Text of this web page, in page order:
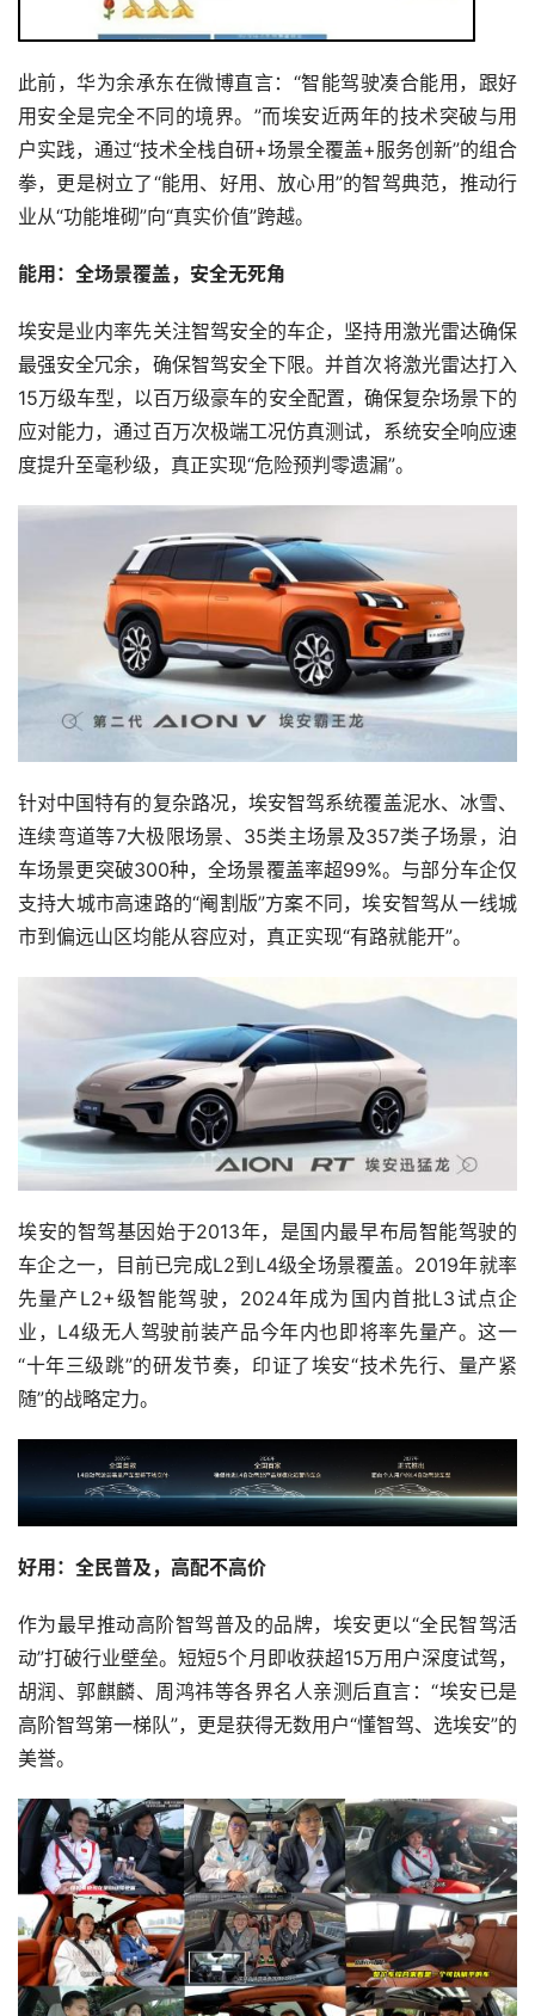
此前，华为余承东在微博直言：“智能驾驶凑合能用，跟好
用安全是完全不同的境界。”而埃安近两年的技术突破与用
户实践，通过“技术全栈自研+场景全覆盖+服务创新”的组合
拳，更是树立了“能用、好用、放心用”的智驾典范，推动行
业从“功能堆砌”向“真实价值”跨越。
能用：全场景覆盖，安全无死角
埃安是业内率先关注智驾安全的车企，坚持用激光雷达确保
最强安全冗余，确保智驾安全下限。并首次将激光雷达打入
15万级车型，以百万级豪车的安全配置，确保复杂场景下的
应对能力，通过百万次极端工况仿真测试，系统安全响应速
度提升至毫秒级，真正实现“危险预判零遗漏”。
针对中国特有的复杂路况，埃安智驾系统覆盖泥水、冰雪、
连续弯道等7大极限场景、35类主场景及357类子场景，泊
车场景更突破300种，全场景覆盖率超99%。与部分车企仅
支持大城市高速路的“阉割版”方案不同，埃安智驾从一线城
市到偏远山区均能从容应对，真正实现“有路就能开”。
埃安的智驾基因始于2013年，是国内最早布局智能驾驶的
车企之一，目前已完成L2到L4级全场景覆盖。2019年就率
先量产L2+级智能驾驶，2024年成为国内首批L3试点企
业，L4级无人驾驶前装产品今年内也即将率先量产。这一
“十年三级跳”的研发节奏，印证了埃安“技术先行、量产紧
随”的战略定力。
好用：全民普及，高配不高价
作为最早推动高阶智驾普及的品牌，埃安更以“全民智驾活
动”打破行业壁垒。短短5个月即收获超15万用户深度试驾，
胡润、郭麒麟、周鸿祎等各界名人亲测后直言：“埃安已是
高阶智驾第一梯队”，更是获得无数用户“懂智驾、选埃安”的
美誉。